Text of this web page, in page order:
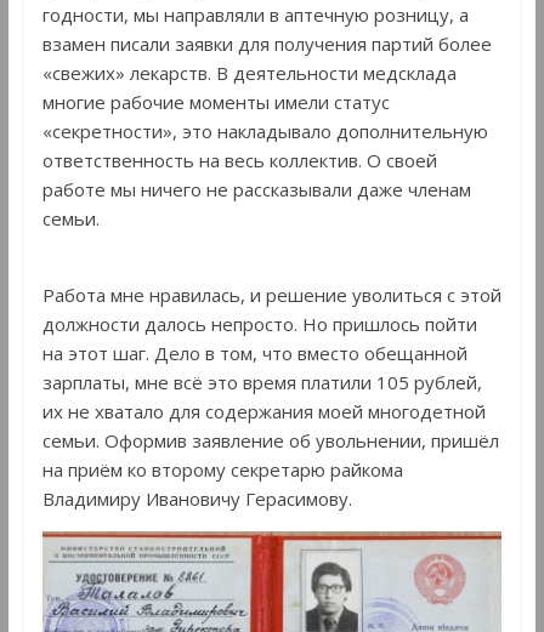
годности, мы направляли в аптечную розницу, а
взамен писали заявки для получения партий более
«свежих» лекарств. В деятельности медсклада
многие рабочие моменты имели статус
«секретности», это накладывало дополнительную
ответственность на весь коллектив. О своей
работе мы ничего не рассказывали даже членам
семьи.
Работа мне нравилась, и решение уволиться с этой
должности далось непросто. Но пришлось пойти
на этот шаг. Дело в том, что вместо обещанной
зарплаты, мне всё это время платили 105 рублей,
их не хватало для содержания моей многодетной
семьи. Оформив заявление об увольнении, пришёл
на приём ко второму секретарю райкома
Владимиру Ивановичу Герасимову.